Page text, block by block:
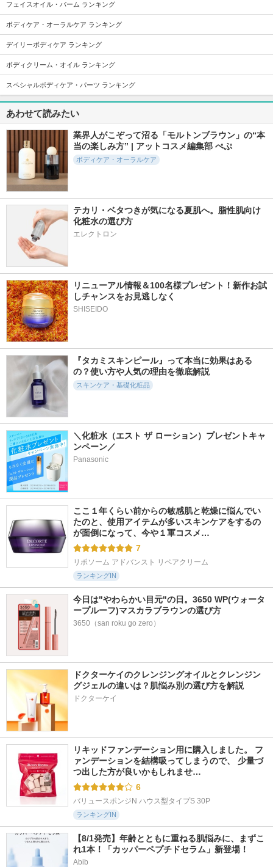
5.1
4431件
ハトムギ化粧水
ナチュリエ
ユースキン
ユースキン
キュレル
5.2
6261件
カウブランド 赤箱
（しっとり）
カウブランド
5.1
4602件
アパガードプレミオ
アパガード
5.3
4971件
ローション
5.4
アンドフェム フェ
ムケア泡ソープ ア
ロマティックブルー
ムの香り
&fem
トソープ MAPUTI
MAPUTI
トセラム
ナリスアップ
5.1
2148件
プロディジュー オ
イル
ニュクス(NUXE)
5.8
1777件
バックステージ グ
フェイスオイル・バーム ランキング
ボディケア・オーラルケア ランキング
デイリーボディケア ランキング
ボディクリーム・オイル ランキング
スペシャルボディケア・パーツ ランキング
あわせて読みたい
業界人がこぞって沼る「モルトンブラウン」の“本
当の楽しみ方” | アットコスメ編集部 ぺぷ
ボディケア・オーラルケア
テカリ・ベタつきが気になる夏肌へ。脂性肌向け
化粧水の選び方
エレクトロン
リニューアル情報＆100名様プレゼント！新作お試
しチャンスをお見逃しなく
SHISEIDO
『タカミスキンピール』って本当に効果はある
の？使い方や人気の理由を徹底解説
スキンケア・基礎化粧品
＼化粧水（エスト ザ ローション）プレゼントキャ
ンペーン／
Panasonic
ここ１年くらい前からの敏感肌と乾燥に悩んでい
たのと、使用アイテムが多いスキンケアをするの
が面倒になって、今や１軍コスメ…
7
リポソーム アドバンスト リペアクリーム
ランキングIN
今日は"やわらかい目元"の日。3650 WP(ウォータ
ープルーフ)マスカラブラウンの選び方
3650（san roku go zero）
ドクターケイのクレンジングオイルとクレンジン
グジェルの違いは？肌悩み別の選び方を解説
ドクターケイ
リキッドファンデーション用に購入しました。 フ
ァンデーションを結構吸ってしまうので、 少量づ
つ出した方が良いかもしれませ…
6
バリュースポンジN ハウス型タイプS 30P
ランキングIN
【8/1発売】年齢とともに重ねる肌悩みに、まずこ
れ1本！「カッパーペプチドセラム」新登場！
Abib